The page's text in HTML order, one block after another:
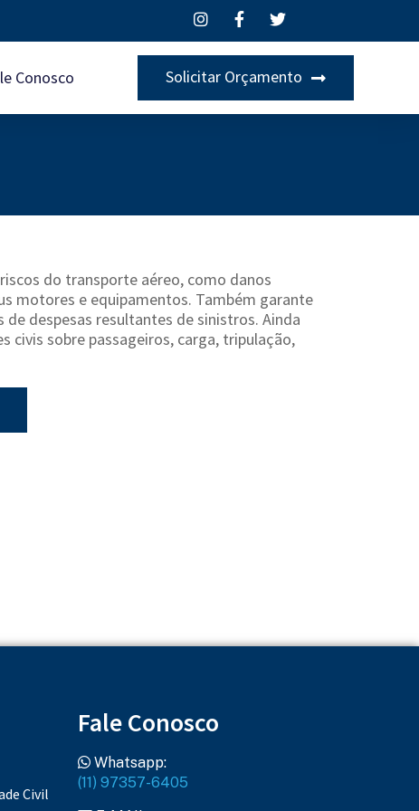
Conosco Solicitar Orçamento
do transporte aéreo, como danos
motores e equipamentos. Também garante
despesas resultantes de sinistros. Ainda
civis sobre passageiros, carga, tripulação,
Civil
Fale Conosco
Whatsapp:
(11) 97357-6405